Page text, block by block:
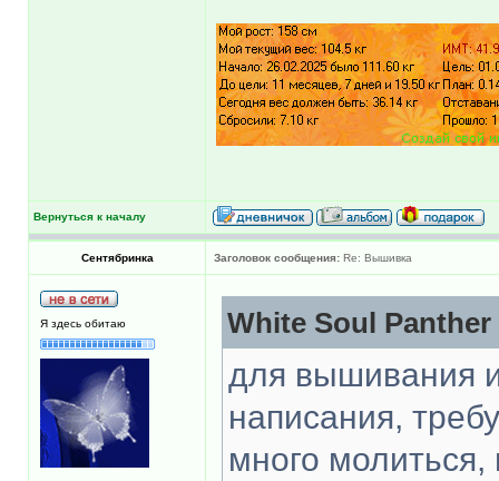
Вернуться к началу
Сентябринка Заголовок сообщения: Re: Вышивка
Я здесь обитаю White Soul
для вышивания
написания,
много